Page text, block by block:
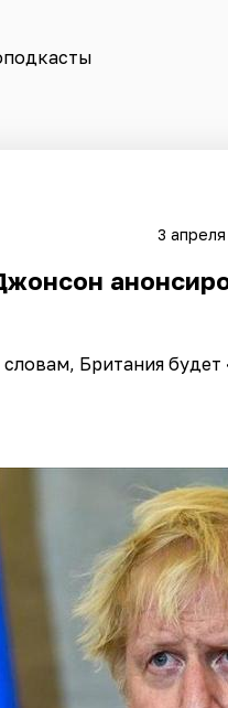
3
словам, Британия